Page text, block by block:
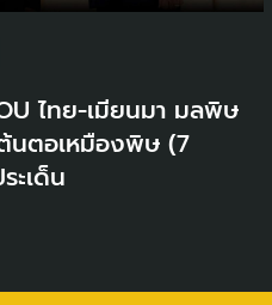
ไทย-เมียนมา มลพิษ
นตอเหมืองพิษ (7
ะเด็น